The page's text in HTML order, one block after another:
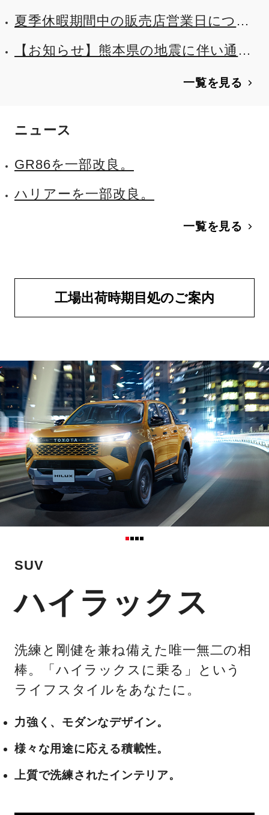
夏季休暇期間中の販売店営業日につい
て
【お知らせ】熊本県の地震に伴い通れ
一覧を見る
ニュース
GR86を一部改良。
ハリアーを一部改良。
一覧を見る
工場出荷時期目処のご案内
SUV
ハイラックス
洗練と剛健を兼ね備えた唯一無二の相
棒。「ハイラックスに乗る」という
ライフスタイルをあなたに。
力強く、モダンなデザイン。
様々な用途に応える積載性。
上質で洗練されたインテリア。